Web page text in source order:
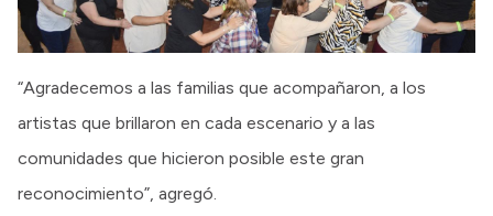
“Agradecemos a las familias que acompañaron, a los
artistas que brillaron en cada escenario y a las
comunidades que hicieron posible este gran
reconocimiento”, agregó.